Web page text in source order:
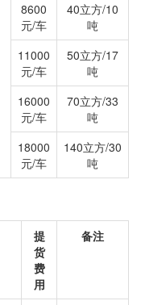
8600
元/车
40立方/10
吨
11000
元/车
50立方/17
吨
16000
元/车
70立方/33
吨
18000
元/车
140立方/30
吨
提
货
费
用
备注